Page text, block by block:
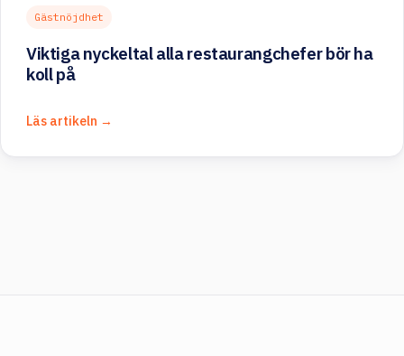
Gästnöjdhet
Viktiga nyckeltal alla restaurangchefer bör ha
koll på
Läs artikeln →